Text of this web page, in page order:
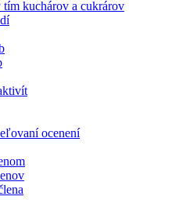
kuchárov a cukrárov
ocenení